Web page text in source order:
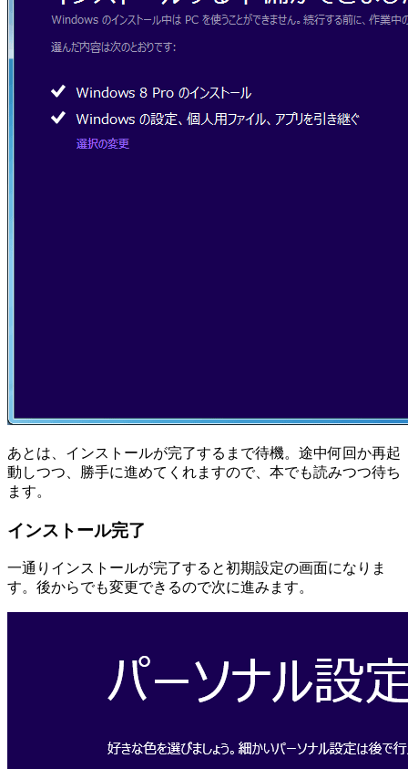
あとは、インストールが完了するまで待機。途中何回か再起
動しつつ、勝手に進めてくれますので、本でも読みつつ待ち
ます。
インストール完了
一通りインストールが完了すると初期設定の画面になりま
す。後からでも変更できるので次に進みます。